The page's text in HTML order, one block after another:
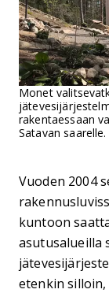
Monet
rakentaessaan
Satavan saarelle.
Vuoden 2004
kuntoon
asutusalueilla
etenkin